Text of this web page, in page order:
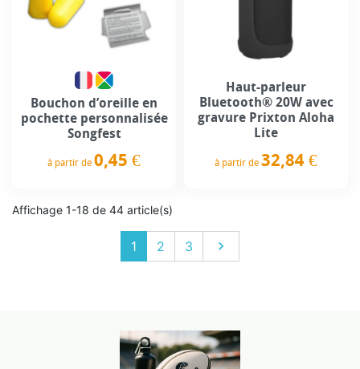
Bouchon d’oreille en
pochette personnalisée
Songfest
à partir de 0,45 €
Haut-parleur
Bluetooth® 20W avec
gravure Prixton Aloha
Lite
à partir de 32,84 €
Affichage 1-18 de 44 article(s)
1 2 3 Suivant
